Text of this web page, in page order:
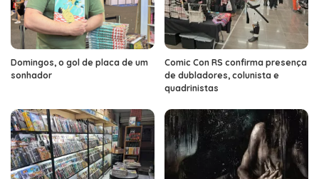
Domingos, o gol de placa de um
sonhador
Comic Con RS confirma presença
de dubladores, colunista e
quadrinistas